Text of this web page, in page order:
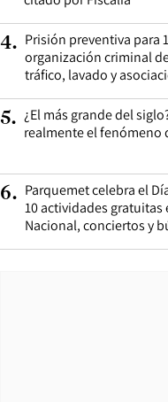
4. Prisión preventiva para
organización criminal
tráfico, lavado y
5. ¿El más grande del
realmente el fenómeno
6. Parquemet celebra el
10 actividades gratuitas
Nacional, conciertos y